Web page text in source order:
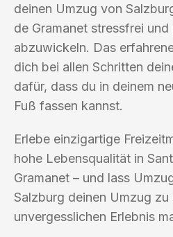
deinen Umzug von
de Gramanet stressfrei
abzuwickeln. Das
dich bei allen Schritten
dafür, dass du in deinem
Fuß fassen kannst.
Erlebe einzigartige
hohe Lebensqualität in
Gramanet – und lass
Salzburg deinen Umzug zu
unvergesslichen Erlebnis